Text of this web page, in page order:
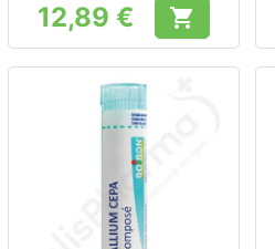
Prix
12,89 € 